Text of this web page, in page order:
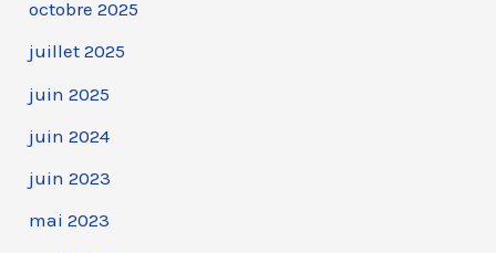
octobre 2025
juillet 2025
juin 2025
juin 2024
juin 2023
mai 2023